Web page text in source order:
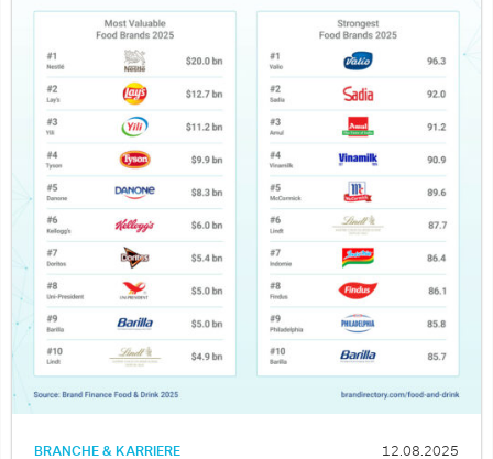
BRANCHE & KARRIERE 12.08.2025